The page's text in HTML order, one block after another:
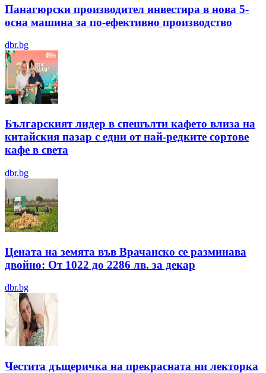
Панагюрски производител инвестира в нова 5-
осна машина за по-ефективно производство
dbr.bg
Българският лидер в спешълти кафето влиза на
китайския пазар с едни от най-редките сортове
кафе в света
dbr.bg
Цената на земята във Врачанско се разминава
двойно: От 1022 до 2286 лв. за декар
dbr.bg
Честита дъщеричка на прекрасната ни лекторка